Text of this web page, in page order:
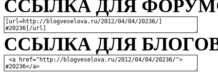
ССЫЛКА ДЛЯ
ССЫЛКА ДЛЯ БЛОГОВ